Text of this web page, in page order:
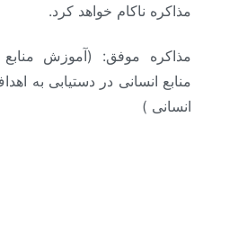
مذاکره ناکام خواهد کرد.
مذاکره موفق: (آموزش
منابع انسانی در دستیابی به
انسانی )